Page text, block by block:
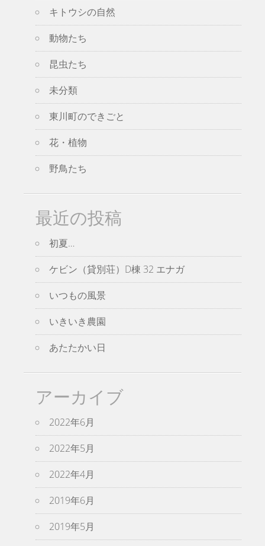
キトウシの自然
動物たち
昆虫たち
未分類
東川町のできごと
花・植物
野鳥たち
最近の投稿
初夏…
ケビン（貸別荘）D棟 32 エナガ
いつもの風景
いきいき農園
あたたかい日
アーカイブ
2022年6月
2022年5月
2022年4月
2019年6月
2019年5月